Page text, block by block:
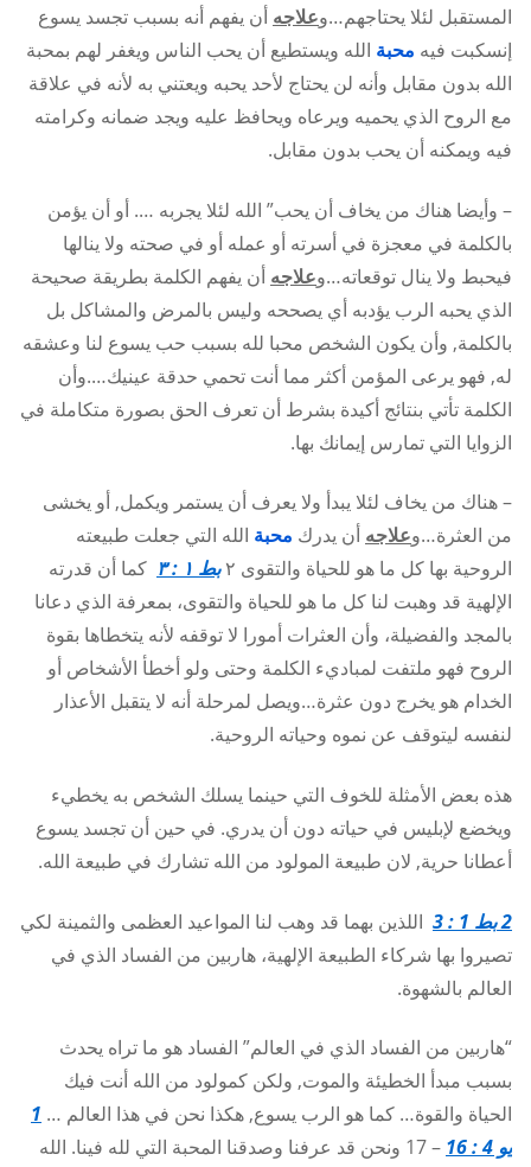
المستقبل لئلا يحتاجهم…وعلاجه أن يفهم أنه بسبب تجسد يسوع
إنسكبت فيه محبة الله ويستطيع أن يحب الناس ويغفر لهم بمحبة
الله بدون مقابل وأنه لن يحتاج لأحد يحبه ويعتني به لأنه في علاقة
مع الروح الذي يحميه ويرعاه ويحافظ عليه ويجد ضمانه وكرامته
فيه ويمكنه أن يحب بدون مقابل.
– وأيضا هناك من يخاف أن يحب” الله لئلا يجربه …. أو أن يؤمن
بالكلمة في معجزة في أسرته أو عمله أو في صحته ولا ينالها
فيحبط ولا ينال توقعاته…وعلاجه أن يفهم الكلمة بطريقة صحيحة
الذي يحبه الرب يؤدبه أي يصححه وليس بالمرض والمشاكل بل
بالكلمة, وأن يكون الشخص محبا لله بسبب حب يسوع لنا وعشقه
له, فهو يرعى المؤمن أكثر مما أنت تحمي حدقة عينيك….وأن
الكلمة تأتي بنتائج أكيدة بشرط أن تعرف الحق بصورة متكاملة في
الزوايا التي تمارس إيمانك بها.
– هناك من يخاف لئلا يبدأ ولا يعرف أن يستمر ويكمل, أو يخشى
من العثرة…وعلاجه أن يدرك محبة الله التي جعلت طبيعته
الروحية بها كل ما هو للحياة والتقوى ٢
بط ١ : ٣
كما أن قدرته
الإلهية قد وهبت لنا كل ما هو للحياة والتقوى، بمعرفة الذي دعانا
بالمجد والفضيلة، وأن العثرات أمورا لا توقفه لأنه يتخطاها بقوة
الروح فهو ملتفت لمباديء الكلمة وحتى ولو أخطأ الأشخاص أو
الخدام هو يخرج دون عثرة…ويصل لمرحلة أنه لا يتقبل الأعذار
لنفسه ليتوقف عن نموه وحياته الروحية.
هذه بعض الأمثلة للخوف التي حينما يسلك الشخص به يخطيء
ويخضع لإبليس في حياته دون أن يدري. في حين أن تجسد يسوع
أعطانا حرية, لان طبيعة المولود من الله تشارك في طبيعة الله.
2بط 1 : 3
اللذين بهما قد وهب لنا المواعيد العظمى والثمينة لكي
تصيروا بها شركاء الطبيعة الإلهية، هاربين من الفساد الذي في
العالم بالشهوة.
“هاربين من الفساد الذي في العالم” الفساد هو ما تراه يحدث
بسبب مبدأ الخطيئة والموت, ولكن كمولود من الله أنت فيك
الحياة والقوة… كما هو الرب يسوع, هكذا نحن في هذا العالم … 1
يو 4 : 16
– 17 ونحن قد عرفنا وصدقنا المحبة التي لله فينا. الله